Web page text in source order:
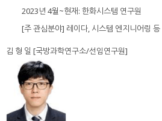
2023년 4월~현재: 한화시스템 연구원
[주 관심분야] 레이다, 시스템 엔지니어링 등
김 형 일 [국방과학연구소/선임연구원]